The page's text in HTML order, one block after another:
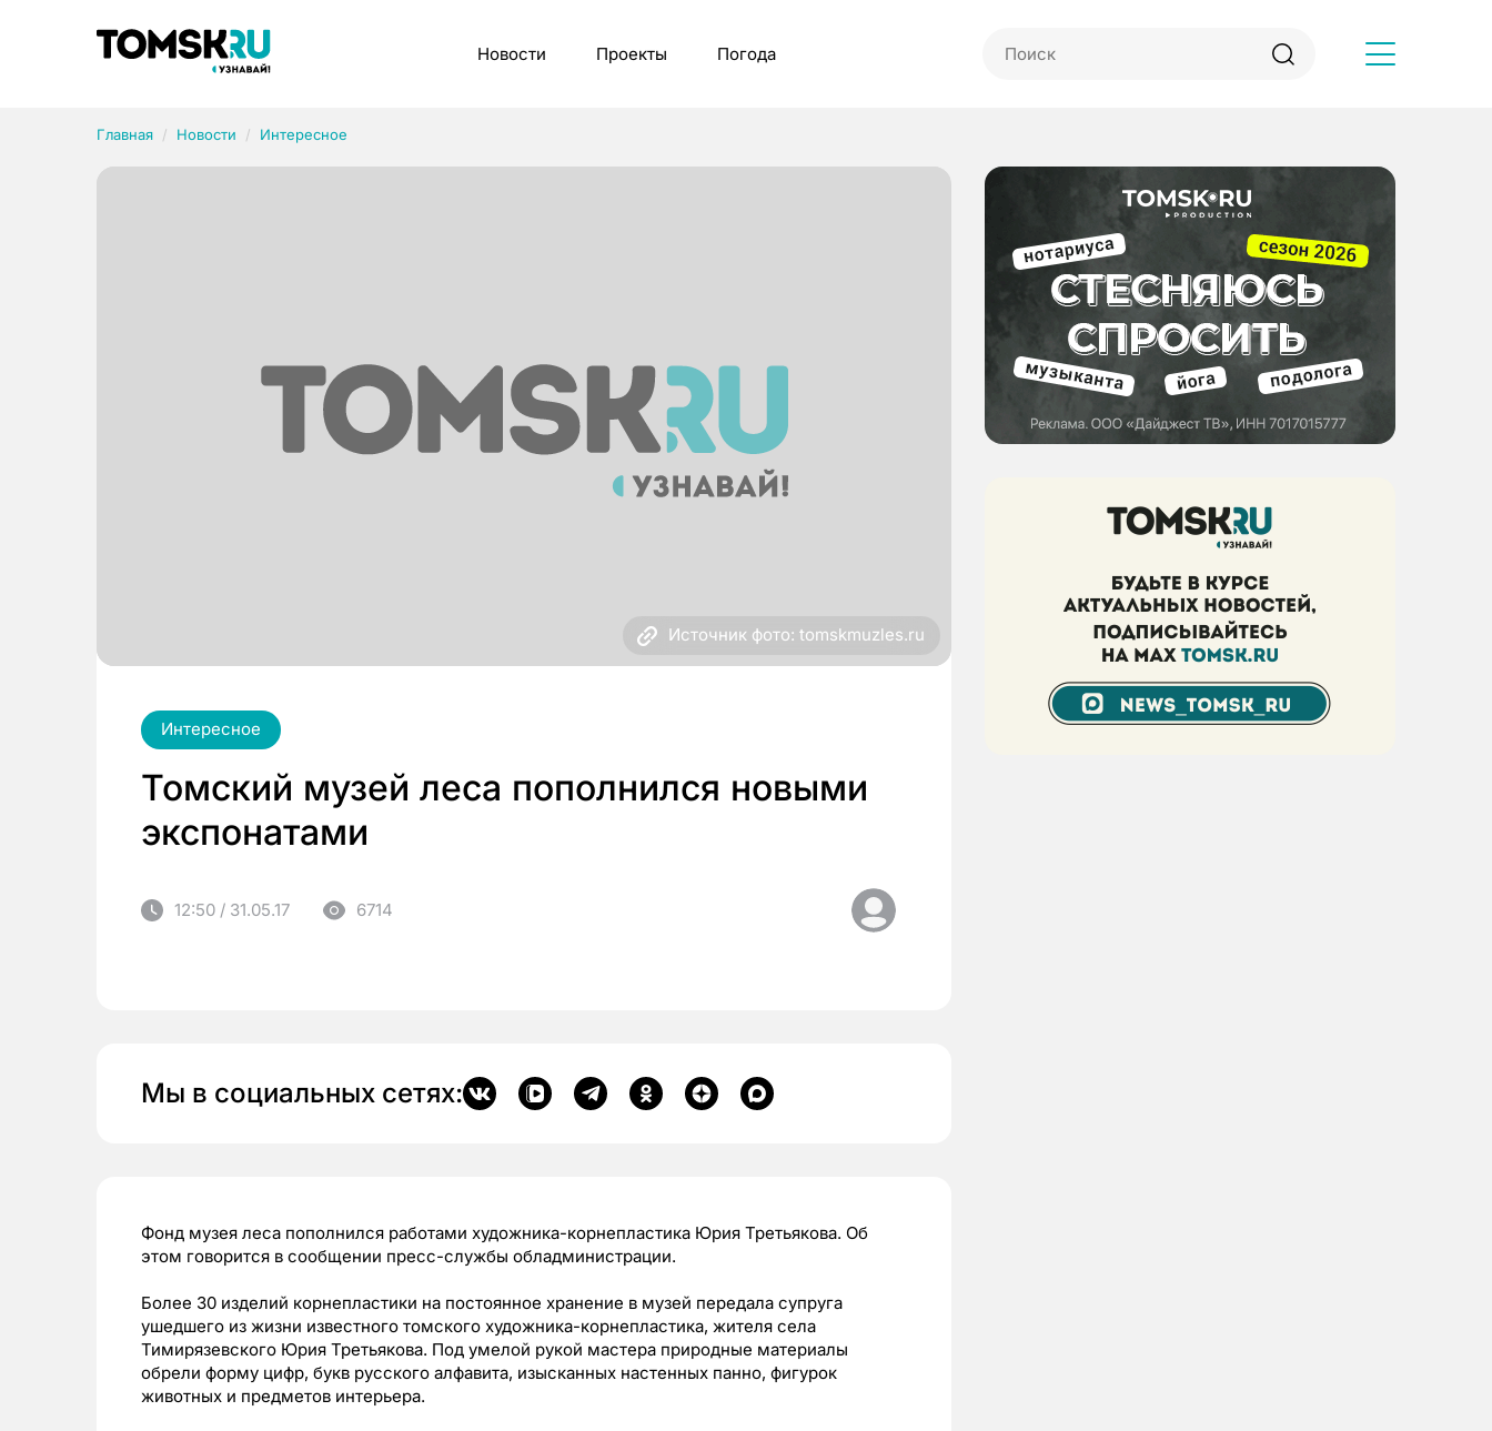
Новости Проекты Погода
Главная Новости Интересное
Источник фото: tomskmuzles.ru
Интересное
Томский музей леса пополнился новыми
экспонатами
12:50 / 31.05.17 6714
Мы в социальных сетях:
Фонд музея леса пополнился работами художника-корнепластика Юрия Третьякова. Об
этом говорится в сообщении пресс-службы обладминистрации.
Более 30 изделий корнепластики на постоянное хранение в музей передала супруга
ушедшего из жизни известного томского художника-корнепластика, жителя села
Тимирязевского Юрия Третьякова. Под умелой рукой мастера природные материалы
обрели форму цифр, букв русского алфавита, изысканных настенных панно, фигурок
животных и предметов интерьера.
Рубрики